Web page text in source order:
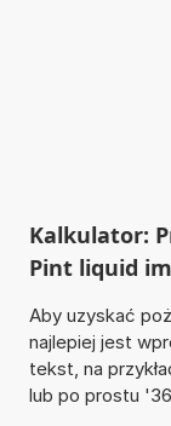
Kalkulator:
Pint liquid
Aby uzyskać
najlepiej jest
tekst, na
lub po prostu '36